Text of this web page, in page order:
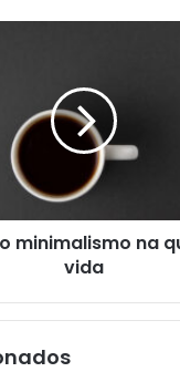
minimalismo na
vida